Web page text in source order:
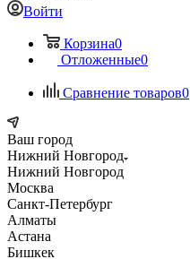
Войти
Корзина0
Отложенные0
Сравнение товаров0
Ваш город
Нижний Новгород
Нижний Новгород
Москва
Санкт-Петербург
Алматы
Астана
Бишкек